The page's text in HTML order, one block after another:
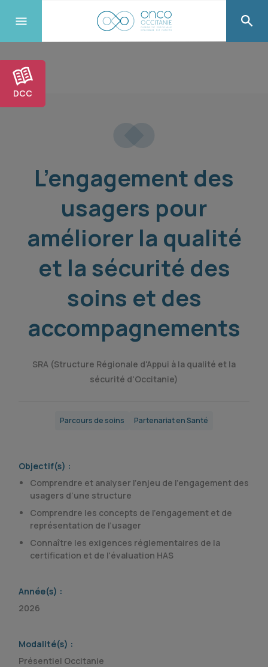
DCC
L’engagement des
usagers pour
améliorer la qualité
et la sécurité des
soins et des
accompagnements
SRA (Structure Régionale d'Appui à la qualité et la
sécurité d'Occitanie)
Parcours de soins Partenariat en Santé
Objectif(s) :
Comprendre et analyser l’enjeu de l’engagement des
usagers d’une structure
Comprendre les concepts de l’engagement et de
représentation de l’usager
Connaître les exigences réglementaires de la
certification et de l'évaluation HAS
Année(s) :
2026
Modalité(s) :
Présentiel Occitanie